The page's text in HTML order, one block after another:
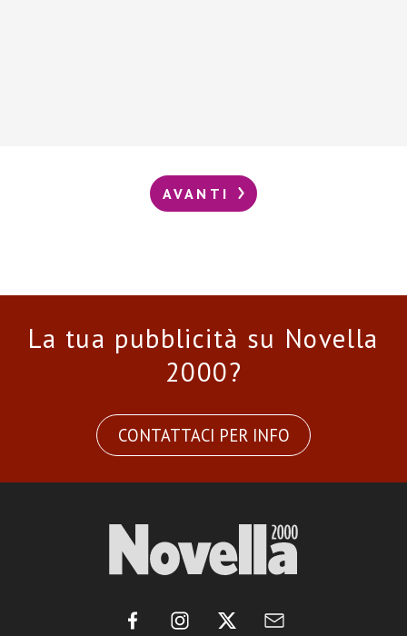
AVANTI
La tua pubblicità su Novella
2000?
CONTATTACI PER INFO